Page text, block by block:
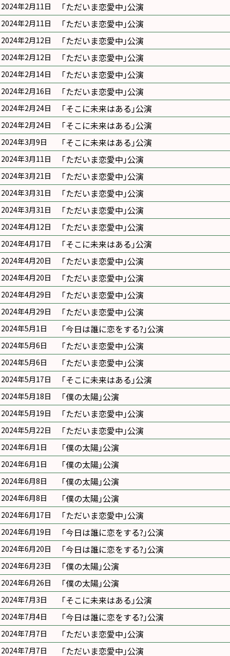
2024年2月11日 ｢ただいま恋愛中｣公演
2024年2月11日 ｢ただいま恋愛中｣公演
2024年2月12日 ｢ただいま恋愛中｣公演
2024年2月12日 ｢ただいま恋愛中｣公演
2024年2月14日 ｢ただいま恋愛中｣公演
2024年2月16日 ｢ただいま恋愛中｣公演
2024年2月24日 ｢そこに未来はある｣公演
2024年2月24日 ｢そこに未来はある｣公演
2024年3月9日 ｢そこに未来はある｣公演
2024年3月11日 ｢ただいま恋愛中｣公演
2024年3月21日 ｢ただいま恋愛中｣公演
2024年3月31日 ｢ただいま恋愛中｣公演
2024年3月31日 ｢ただいま恋愛中｣公演
2024年4月12日 ｢ただいま恋愛中｣公演
2024年4月17日 ｢そこに未来はある｣公演
2024年4月20日 ｢ただいま恋愛中｣公演
2024年4月20日 ｢ただいま恋愛中｣公演
2024年4月29日 ｢ただいま恋愛中｣公演
2024年4月29日 ｢ただいま恋愛中｣公演
2024年5月1日 ｢今日は誰に恋をする?｣公演
2024年5月6日 ｢ただいま恋愛中｣公演
2024年5月6日 ｢ただいま恋愛中｣公演
2024年5月17日 ｢そこに未来はある｣公演
2024年5月18日 ｢僕の太陽｣公演
2024年5月19日 ｢ただいま恋愛中｣公演
2024年5月22日 ｢ただいま恋愛中｣公演
2024年6月1日 ｢僕の太陽｣公演
2024年6月1日 ｢僕の太陽｣公演
2024年6月8日 ｢僕の太陽｣公演
2024年6月8日 ｢僕の太陽｣公演
2024年6月17日 ｢ただいま恋愛中｣公演
2024年6月19日 ｢今日は誰に恋をする?｣公演
2024年6月20日 ｢今日は誰に恋をする?｣公演
2024年6月23日 ｢僕の太陽｣公演
2024年6月26日 ｢僕の太陽｣公演
2024年7月3日 ｢そこに未来はある｣公演
2024年7月4日 ｢今日は誰に恋をする?｣公演
2024年7月7日 ｢ただいま恋愛中｣公演
2024年7月7日 ｢ただいま恋愛中｣公演